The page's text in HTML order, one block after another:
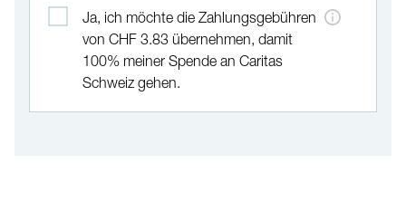
Ja, ich möchte die Zahlungsgebühren
von CHF 3.83 übernehmen, damit
100% meiner Spende an Caritas
Schweiz gehen.